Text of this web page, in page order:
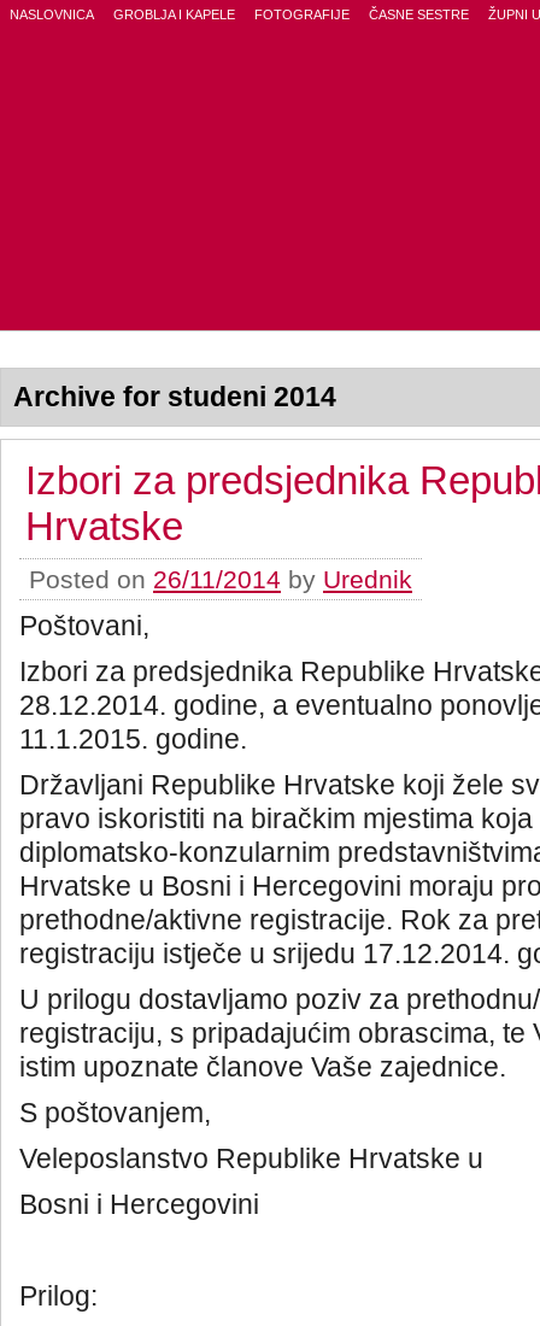
NASLOVNICA GROBLJA I KAPELE FOTOGRAFIJE ČASNE SESTRE ŽUPNI
Archive for studeni 2014
Izbori za predsjednika
Hrvatske
Posted on 26/11/2014 by Urednik
Poštovani,
Izbori za predsjednika Republike
28.12.2014. godine, a eventualno
11.1.2015. godine.
Državljani Republike Hrvatske koji žele
pravo iskoristiti na biračkim mjestima
diplomatsko-konzularnim
Hrvatske u Bosni i Hercegovini moraju
prethodne/aktivne registracije. Rok za
registraciju istječe u srijedu 17.12.2014.
U prilogu dostavljamo poziv za
registraciju, s pripadajućim obrascima, te
istim upoznate članove Vaše zajednice.
S poštovanjem,
Veleposlanstvo Republike Hrvatske u
Bosni i Hercegovini
Prilog: